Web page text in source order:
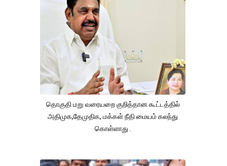
தொகுதி மறு வரையறை குறித்தான கூட்டத்தில்
அதிமுக,தேமுதிக, மக்கள் நீதி மையம் கலந்து
கொள்ளாது .